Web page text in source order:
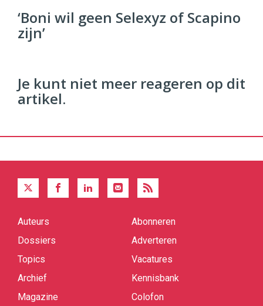
Commerce https://twinklemagazine.nl
9654
‘Boni wil geen Selexyz of Scapino
zijn’
Je kunt niet meer reageren op dit
artikel.
Quick
Auteurs
Dossiers
Topics
Archief
Magazine
Abonneren
Adverteren
Vacatures
Kennisbank
Colofon